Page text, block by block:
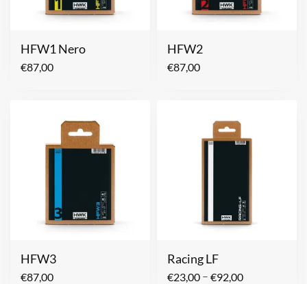
HFW1 Nero
€87,00
HFW2
€87,00
HFW3
€87,00
Racing LF
€23,00 – €92,00